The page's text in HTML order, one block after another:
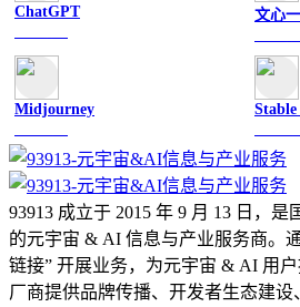
ChatGPT 文心
Midjourney
93913 成立于 2015 年 9 月 13 日，
的元宇宙 & AI 信息与产业服务商。
链接” 开展业务，为元宇宙 & AI 用
厂商提供品牌传播、开发者生态建设